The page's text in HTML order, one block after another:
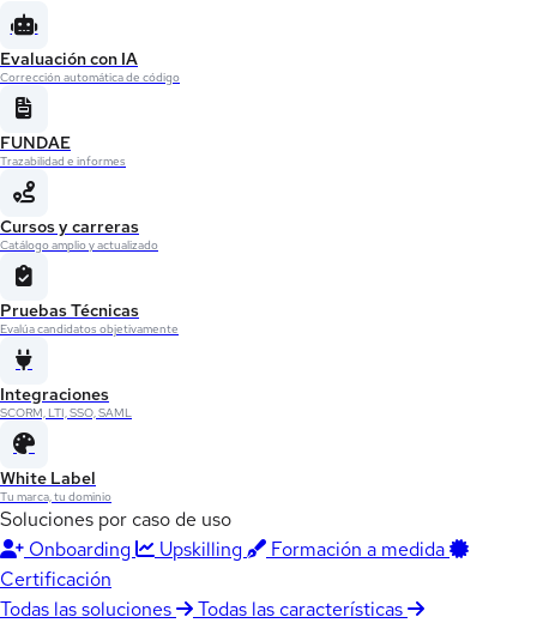
Evaluación con IA
Corrección automática de código
FUNDAE
Trazabilidad e informes
Cursos y carreras
Catálogo amplio y actualizado
Pruebas Técnicas
Evalúa candidatos objetivamente
Integraciones
SCORM, LTI, SSO, SAML
White Label
Tu marca, tu dominio
Soluciones por caso de uso
Onboarding
Upskilling
Formación a medida
Certificación
Todas las soluciones
Todas las características